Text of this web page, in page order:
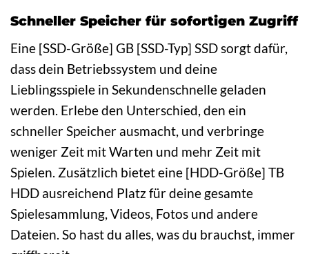
Schneller Speicher für sofortigen Zugriff
Eine [SSD-Größe] GB [SSD-Typ] SSD sorgt dafür,
dass dein Betriebssystem und deine
Lieblingsspiele in Sekundenschnelle geladen
werden. Erlebe den Unterschied, den ein
schneller Speicher ausmacht, und verbringe
weniger Zeit mit Warten und mehr Zeit mit
Spielen. Zusätzlich bietet eine [HDD-Größe] TB
HDD ausreichend Platz für deine gesamte
Spielesammlung, Videos, Fotos und andere
Dateien. So hast du alles, was du brauchst, immer